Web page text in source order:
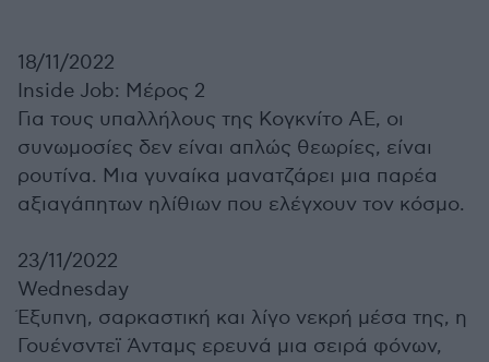
18/11/2022
Inside Job: Μέρος 2
Για τους υπαλλήλους της Κογκνίτο ΑΕ, οι
συνωμοσίες δεν είναι απλώς θεωρίες, είναι
ρουτίνα. Μια γυναίκα μανατζάρει μια παρέα
αξιαγάπητων ηλίθιων που ελέγχουν τον κόσμο.
23/11/2022
Wednesday
Έξυπνη, σαρκαστική και λίγο νεκρή μέσα της, η
Γουένσντεϊ Άνταμς ερευνά μια σειρά φόνων,